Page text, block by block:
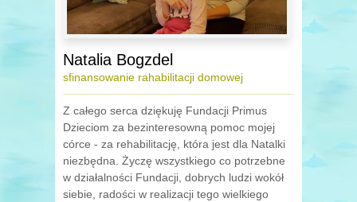
Natalia Bogzdel
sfinansowanie rahabilitacji domowej
Z całego serca dziękuję Fundacji Primus
Dzieciom za bezinteresowną pomoc mojej
córce - za rehabilitację, która jest dla Natalki
niezbędna. Życzę wszystkiego co potrzebne
w działalności Fundacji, dobrych ludzi wokół
siebie, radości w realizacji tego wielkiego